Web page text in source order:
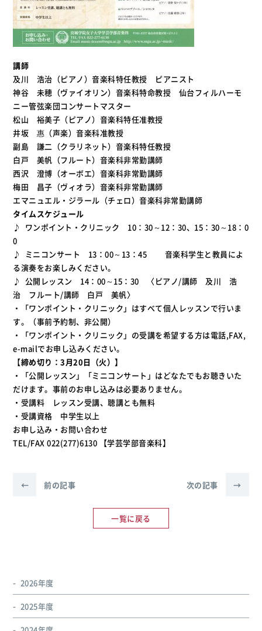
講師
及川 浩治（ピアノ）音楽科特任教授 ピアニスト
神谷 未穂（ヴァイオリン）音楽科特命教授 仙台フィルハーモ
ニー管弦楽団コンサートマスター
松山 裕美子（ピアノ）音楽科特任准教授
井坂 惠（声楽）音楽科准教授
副島 謙二（クラリネット）音楽科特任教授
白戸 美帆（フルート）音楽科非常勤講師
西沢 澄博（オーボエ）音楽科非常勤講師
梅田 昌子（ヴィオラ）音楽科非常勤講師
エマニュエル・ジラール（チェロ）音楽科非常勤講師
タイムスケジュール
♪ ワンポイント・クリニック 10：30～12：30、15：30～18：0
0
♪ ミニコンサート 13：00～13：45 音楽科学生と教員によ
る演奏をお楽しみください。
♪ 公開レッスン 14：00～15：30 〈ピアノ/講師 及川 浩
治 フルート/講師 白戸 美帆〉
・「ワンポイント・クリニック」はすべて個人レッスンで行いま
す。（事前予約制、非公開）
・「ワンポイント・クリニック」の受講を希望する方は電話,FAX,
e-mailでお申し込みください。
【締め切り：3月20日（火）】
・「公開レッスン」「ミニコンサート」はどなたでもお聴きいた
だけます。事前のお申し込みは必要ありません。
・受講料 レッスン受講、聴講とも無料
・受講資格 中学生以上
お申し込み・お問い合わせ
TEL/FAX 022(277)6130 【学芸学部音楽科】
← 前の記事
一覧に戻る
次の記事 →
2026年度
2025年度